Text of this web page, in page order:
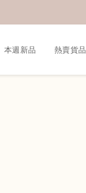
本週新品 熱賣貨品